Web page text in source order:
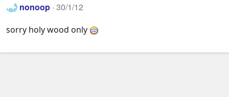
nonoop 30/1/12
sorry holy wood only